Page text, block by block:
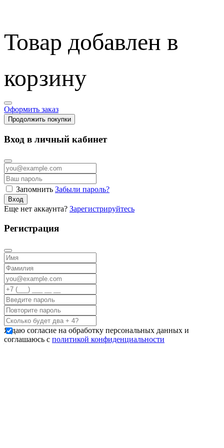
Товар добавлен в
корзину
Оформить заказ
Продолжить покупки
Вход в личный кабинет
Запомнить Забыли пароль?
Вход
Еще нет аккаунта? Зарегистрируйтесь
Регистрация
Я даю согласие на обработку персональных данных и
соглашаюсь с политикой конфиденциальности